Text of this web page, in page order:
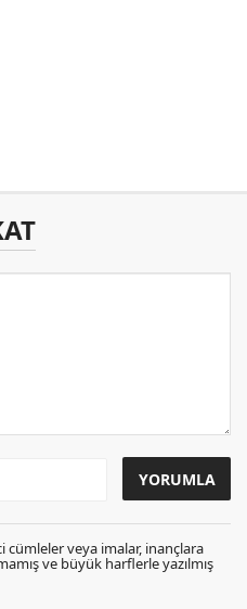
cümleler veya imalar, inançlara
ve büyük harflerle yazılmış